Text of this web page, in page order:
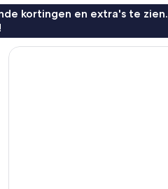
kortingen en extra's te zien.